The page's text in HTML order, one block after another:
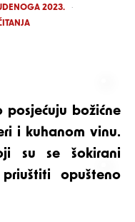
2023.
i kuhanom vinu.
su se šokirani
opušteno